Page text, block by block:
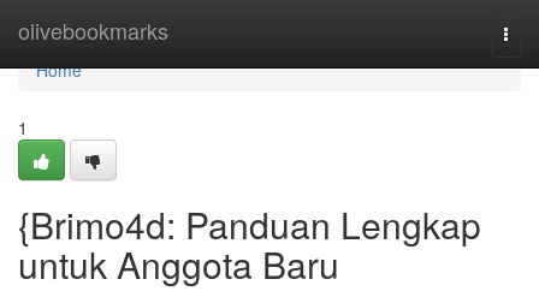
olivebookmarks
Home
Home
1
{Brimo4d: Panduan Lengkap
untuk Anggota Baru